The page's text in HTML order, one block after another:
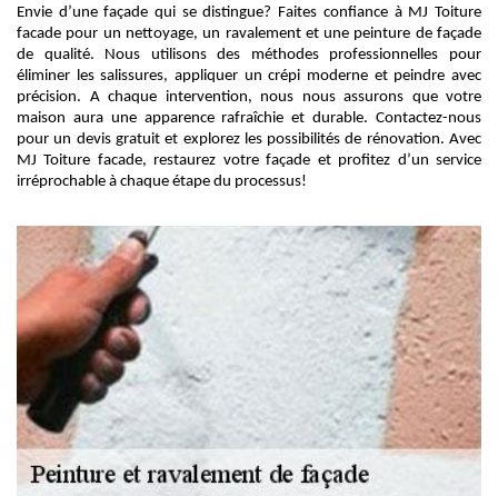
Envie d’une façade qui se distingue? Faites confiance à MJ Toiture
facade pour un nettoyage, un ravalement et une peinture de façade
de qualité. Nous utilisons des méthodes professionnelles pour
éliminer les salissures, appliquer un crépi moderne et peindre avec
précision. A chaque intervention, nous nous assurons que votre
maison aura une apparence rafraîchie et durable. Contactez-nous
pour un devis gratuit et explorez les possibilités de rénovation. Avec
MJ Toiture facade, restaurez votre façade et profitez d’un service
irréprochable à chaque étape du processus!